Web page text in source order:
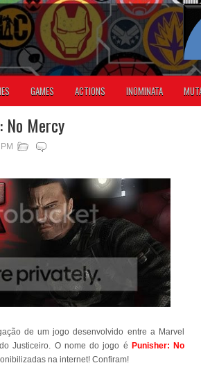
GAMES ACTIONS INOMINATA
No Mercy
de um jogo desenvolvido entre a Marvel
Justiceiro. O nome do jogo é Punisher: No
na internet! Confiram!